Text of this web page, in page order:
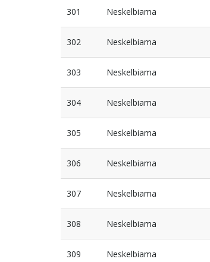
301 Neskelbiama
302 Neskelbiama
303 Neskelbiama
304 Neskelbiama
305 Neskelbiama
306 Neskelbiama
307 Neskelbiama
308 Neskelbiama
309 Neskelbiama